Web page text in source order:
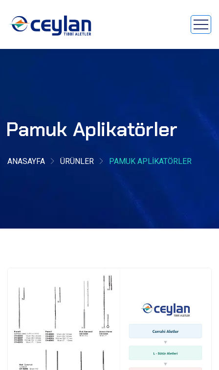
Pamuk Aplikatörler
ANASAYFA ÜRÜNLER PAMUK APLIKATÖRLER